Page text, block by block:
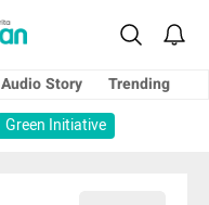
Audio Story
Trending
Green Initiative